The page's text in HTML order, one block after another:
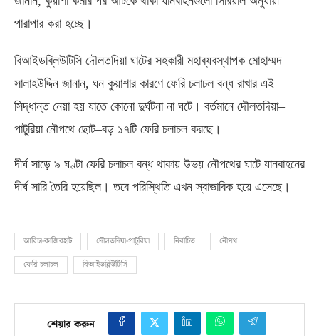
পারাপার করা হচ্ছে।
বিআইডব্লিউটিসি দৌলতদিয়া ঘাটের সহকারী মহাব্যবস্থাপক মোহাম্মদ
সালাহউদ্দিন জানান, ঘন কুয়াশার কারণে ফেরি চলাচল বন্ধ রাখার এই
সিদ্ধান্ত নেয়া হয় যাতে কোনো দুর্ঘটনা না ঘটে। বর্তমানে দৌলতদিয়া–
পাটুরিয়া নৌপথে ছোট–বড় ১৭টি ফেরি চলাচল করছে।
দীর্ঘ সাড়ে ৯ ঘণ্টা ফেরি চলাচল বন্ধ থাকায় উভয় নৌপথের ঘাটে যানবাহনের
দীর্ঘ সারি তৈরি হয়েছিল। তবে পরিস্থিতি এখন স্বাভাবিক হয়ে এসেছে।
আরিচা-কাজিরহাট দৌলতদিয়া-পাটুরিয়া নির্বাচিত
নৌপথ
ফেরি চলাচল
বিআইডব্লিউটিসি
শেয়ার করুন